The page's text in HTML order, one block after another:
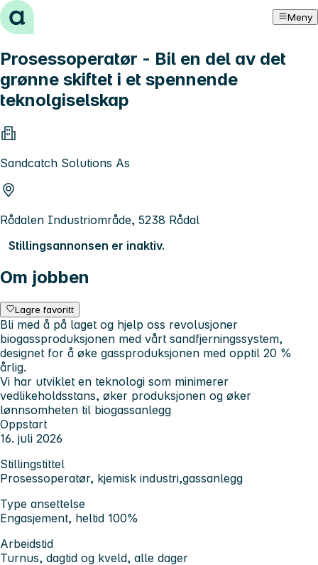
Hopp til innhold Meny
Prosessoperatør - Bil en del av det
grønne skiftet i et spennende
teknolgiselskap
Sandcatch Solutions As
Rådalen Industriområde, 5238 Rådal
Stillingsannonsen er inaktiv.
Om jobben
Lagre favoritt
Bli med å på laget og hjelp oss revolusjoner
biogassproduksjonen med vårt sandfjerningssystem,
designet for å øke gassproduksjonen med opptil 20 %
årlig.
Vi har utviklet en teknologi som minimerer
vedlikeholdsstans, øker produksjonen og øker
lønnsomheten til biogassanlegg
Oppstart
16. juli 2026
Stillingstittel
Prosessoperatør, kjemisk industri,gassanlegg
Type ansettelse
Engasjement, heltid 100%
Arbeidstid
Turnus, dagtid og kveld, alle dager